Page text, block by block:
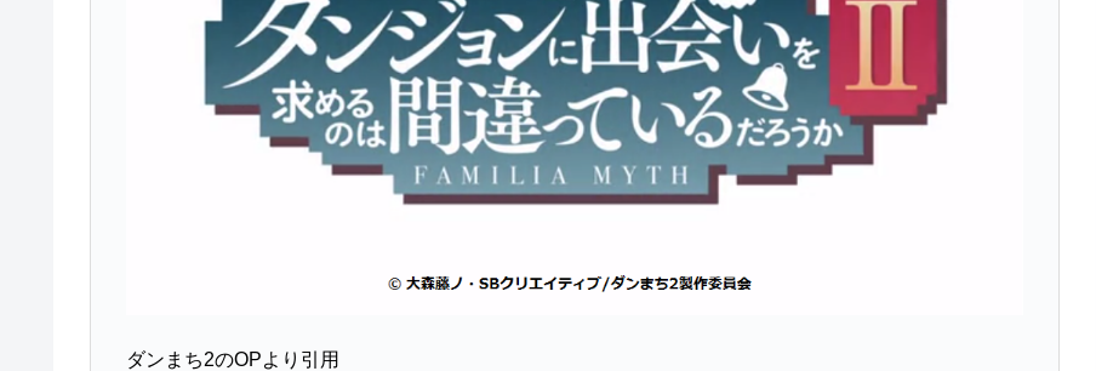
ダンまち2のOPより引用